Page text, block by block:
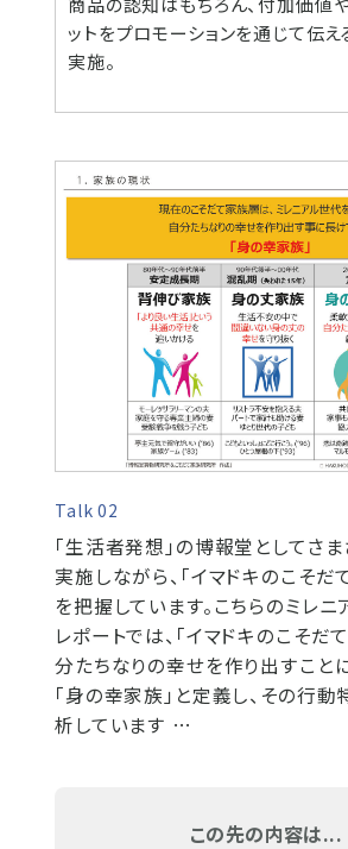
ットをプロモーションを通じて伝
実施。
Talk 02
「生活者発想」の博報堂としてさ
実施しながら、「イマドキのこそだ
を把握しています。こちらのミレ
レポートでは、「イマドキのこそだ
分たちなりの幸せを作り出すこと
「身の幸家族」と定義し、その行
析しています …
この先の内容は...